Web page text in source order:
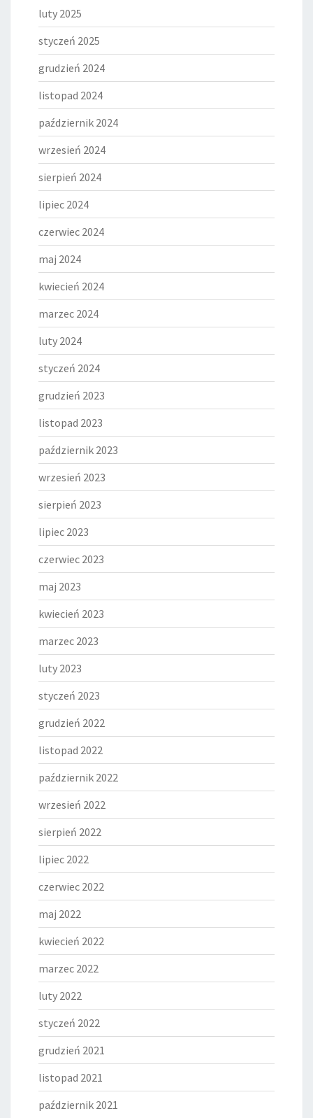
luty 2025
styczeń 2025
grudzień 2024
listopad 2024
październik 2024
wrzesień 2024
sierpień 2024
lipiec 2024
czerwiec 2024
maj 2024
kwiecień 2024
marzec 2024
luty 2024
styczeń 2024
grudzień 2023
listopad 2023
październik 2023
wrzesień 2023
sierpień 2023
lipiec 2023
czerwiec 2023
maj 2023
kwiecień 2023
marzec 2023
luty 2023
styczeń 2023
grudzień 2022
listopad 2022
październik 2022
wrzesień 2022
sierpień 2022
lipiec 2022
czerwiec 2022
maj 2022
kwiecień 2022
marzec 2022
luty 2022
styczeń 2022
grudzień 2021
listopad 2021
październik 2021